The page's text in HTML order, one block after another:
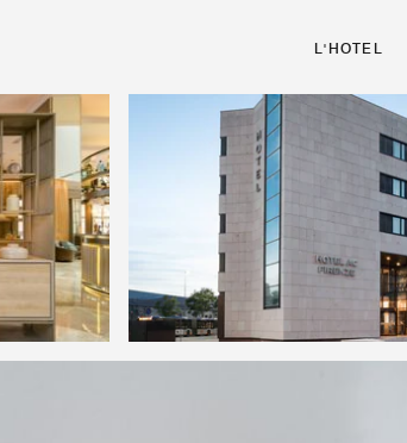
L'HOTEL